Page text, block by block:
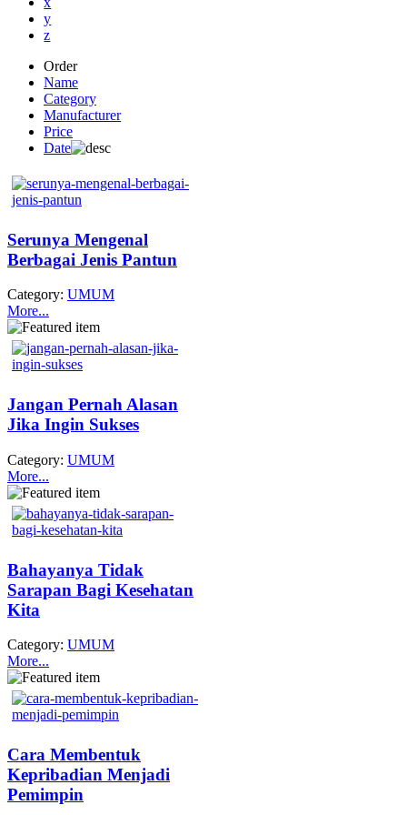
y
z
Order
Name
Category
Manufacturer
Price
Date
Serunya Mengenal
Berbagai Jenis Pantun
Category: UMUM
More...
Jangan Pernah Alasan
Jika Ingin Sukses
Category: UMUM
More...
Bahayanya Tidak
Sarapan Bagi Kesehatan
Kita
Category: UMUM
More...
Cara Membentuk
Kepribadian Menjadi
Pemimpin